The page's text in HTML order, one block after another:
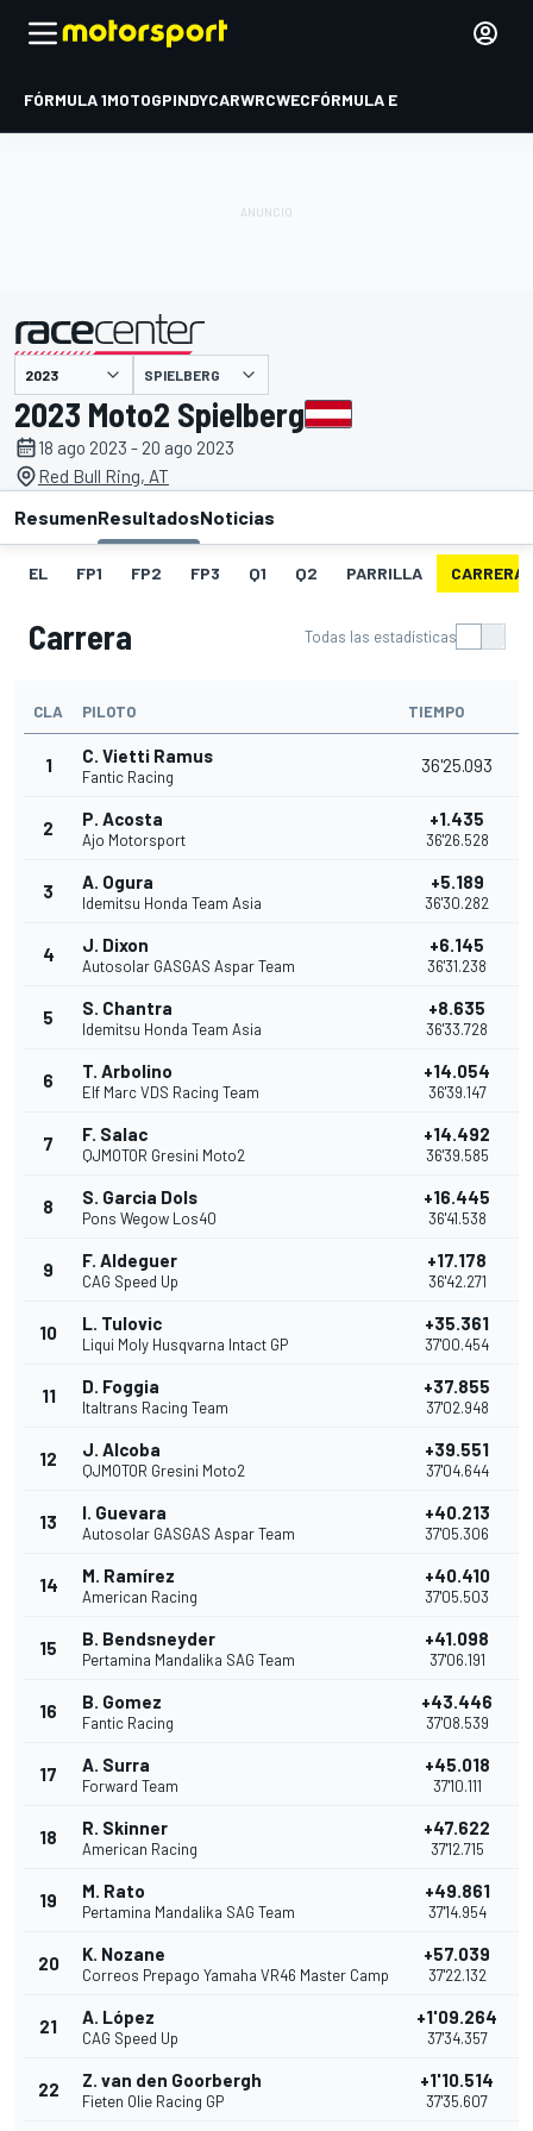
FÓRMULA 1MOTOGPINDYCARWRCWECFÓRMULA E
presentado por SPIELBERG
2023 Moto2 Spielberg
18 ago 2023 - 20 ago 2023
Red Bull Ring, AT
ResumenResultadosNoticias
EL FP1 FP2 FP3 Q1 Q2 PARRILLA CARRERA
Carrera Todas las estadísticas
CLA PILOTO TIEMPO
1 C. Vietti Ramus
Fantic Racing
36'25.093
2 P. Acosta
Ajo Motorsport
+1.435
36'26.528
3 A. Ogura
Idemitsu Honda Team Asia
+5.189
36'30.282
4 J. Dixon
Autosolar GASGAS Aspar Team
+6.145
36'31.238
5 S. Chantra
Idemitsu Honda Team Asia
+8.635
36'33.728
6 T. Arbolino
Elf Marc VDS Racing Team
+14.054
36'39.147
7 F. Salac
QJMOTOR Gresini Moto2
+14.492
36'39.585
8 S. Garcia Dols
Pons Wegow Los40
+16.445
36'41.538
9 F. Aldeguer
CAG Speed Up
+17.178
36'42.271
10 L. Tulovic
Liqui Moly Husqvarna Intact GP
+35.361
37'00.454
11 D. Foggia
Italtrans Racing Team
+37.855
37'02.948
12 J. Alcoba
QJMOTOR Gresini Moto2
+39.551
37'04.644
13 I. Guevara
Autosolar GASGAS Aspar Team
+40.213
37'05.306
14 M. Ramírez
American Racing
+40.410
37'05.503
15 B. Bendsneyder
Pertamina Mandalika SAG Team
+41.098
37'06.191
16 B. Gomez
Fantic Racing
+43.446
37'08.539
17 A. Surra
Forward Team
+45.018
37'10.111
18 R. Skinner
American Racing
+47.622
37'12.715
19 M. Rato
Pertamina Mandalika SAG Team
+49.861
37'14.954
20 K. Nozane
Correos Prepago Yamaha VR46 Master Camp
+57.039
37'22.132
21 A. López
CAG Speed Up
+1'09.264
37'34.357
22 Z. van den Goorbergh
Fieten Olie Racing GP
+1'10.514
37'35.607